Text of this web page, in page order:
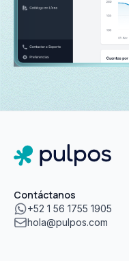
Contáctanos
+52 1 56 1755 1905
hola@pulpos.com